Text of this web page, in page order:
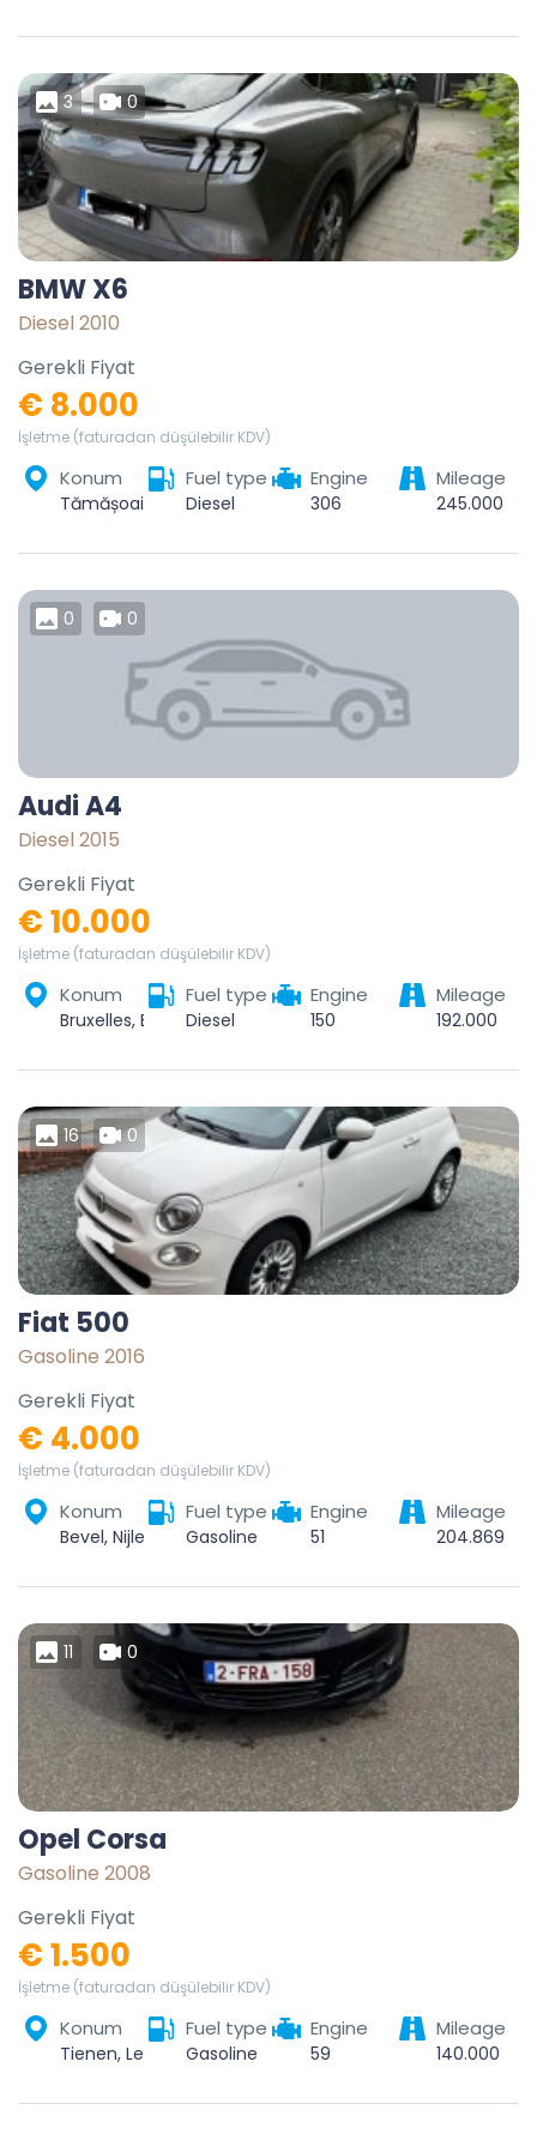
3 0
BMW X6
Diesel 2010
Gerekli Fiyat
€ 8.000
İşletme (faturadan düşülebilir KDV)
Konum Fuel type
Diesel
Engine
306
Mileage
245.000
0 0
Audi A4
Diesel 2015
Gerekli Fiyat
€ 10.000
İşletme (faturadan düşülebilir KDV)
Konum Fuel type
Diesel
Engine
150
Mileage
192.000
16 0
Fiat 500
Gasoline 2016
Gerekli Fiyat
€ 4.000
İşletme (faturadan düşülebilir KDV)
Konum Fuel type
Gasoline
Engine
51
Mileage
204.869
11 0
Opel Corsa
Gasoline 2008
Gerekli Fiyat
€ 1.500
İşletme (faturadan düşülebilir KDV)
Konum Fuel type
Gasoline
Engine
59
Mileage
140.000